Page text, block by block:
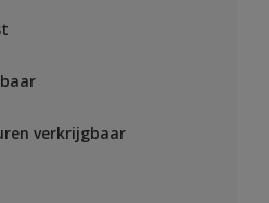
verkrijgbaar